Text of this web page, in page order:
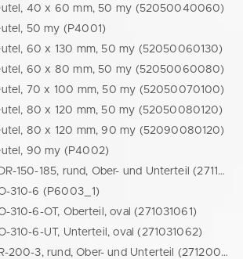
40 x 60 mm, 50 my (52050040060)
50 my (P4001)
60 x 130 mm, 50 my (52050060130)
60 x 80 mm, 50 my (52050060080)
70 x 100 mm, 50 my (52050070100)
80 x 120 mm, 50 my (52050080120)
80 x 120 mm, 90 my (52090080120)
90 my (P4002)
Eimerverpackung DR-150-185, rund, Ober- und Unterteil (271150185)
310-6 (P6003_1)
310-6-OT, Oberteil, oval (271031061)
310-6-UT, Unterteil, oval (271031062)
Eimerverpackung R-200-3, rund, Ober- und Unterteil (271200301)